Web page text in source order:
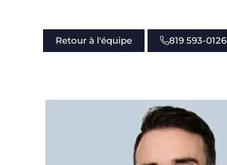
Retour à l'équipe 819 593-0126